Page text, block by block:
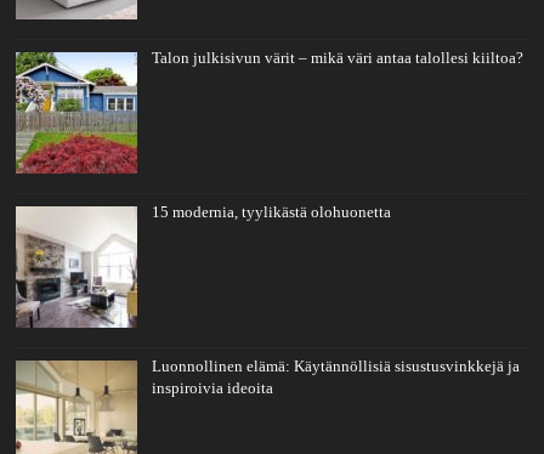
Talon julkisivun värit – mikä väri antaa talollesi kiiltoa?
15 modernia, tyylikästä olohuonetta
Luonnollinen elämä: Käytännöllisiä sisustusvinkkejä ja
inspiroivia ideoita